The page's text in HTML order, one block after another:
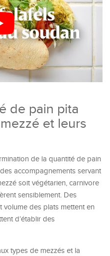
de pain pita
et leurs
de la quantité de pain
accompagnements servant
soit végétarien, carnivore
sensiblement. Des
volume des plats mettent en
d’établir des
types de mezzés et la